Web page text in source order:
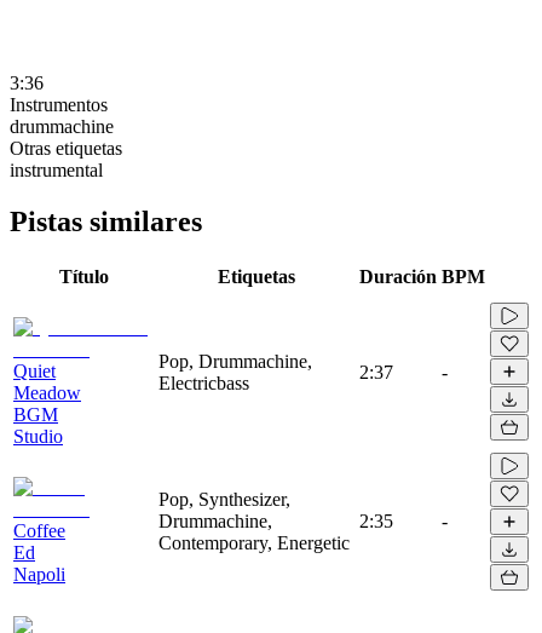
3:36
Instrumentos
drummachine
Otras etiquetas
instrumental
Pistas similares
Título Etiquetas Duración BPM
Quiet
Meadow
BGM
Studio
Pop, Drummachine,
Electricbass
2:37 -
Coffee
Ed
Napoli
Pop, Synthesizer,
Drummachine,
Contemporary, Energetic
2:35 -